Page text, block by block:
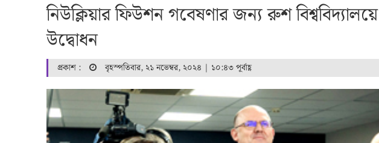
নিউক্লিয়ার ফিউশন গবেষণার জন্য রুশ
উদ্বোধন
প্রকাশ : বৃহস্পতিবার, ২১ নভেম্বর, ২০২৪ | ১০:৪৩ পূর্বাহ্ণ